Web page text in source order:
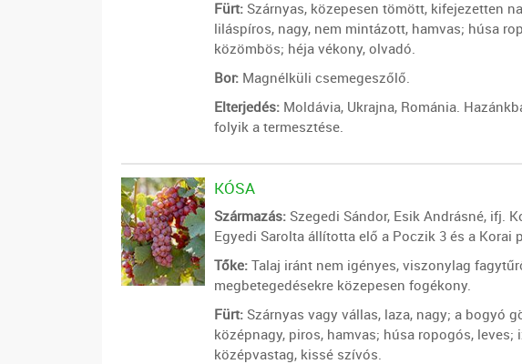
Fürt:Szárnyas, közepesen tömött, kifejezetten
liláspíros, nagy, nem mintázott, hamvas; húsa
közömbös; héja vékony, olvadó.
Bor:Magnélküli csemegeszőlő.
Elterjedés:Moldávia, Ukrajna, Románia.
folyik a termesztése.
KÓSA
Származás:Szegedi Sándor, Esik Andrásné, ifj.
Egyedi Sarolta állította elő a Poczik 3 és a Korai
Tőke:Talaj iránt nem igényes, viszonylag
megbetegedésekre közepesen fogékony.
Fürt:Szárnyas vagy vállas, laza, nagy; a bogyó
középnagy, piros, hamvas; húsa ropogós, leves;
középvastag, kissé szívós.